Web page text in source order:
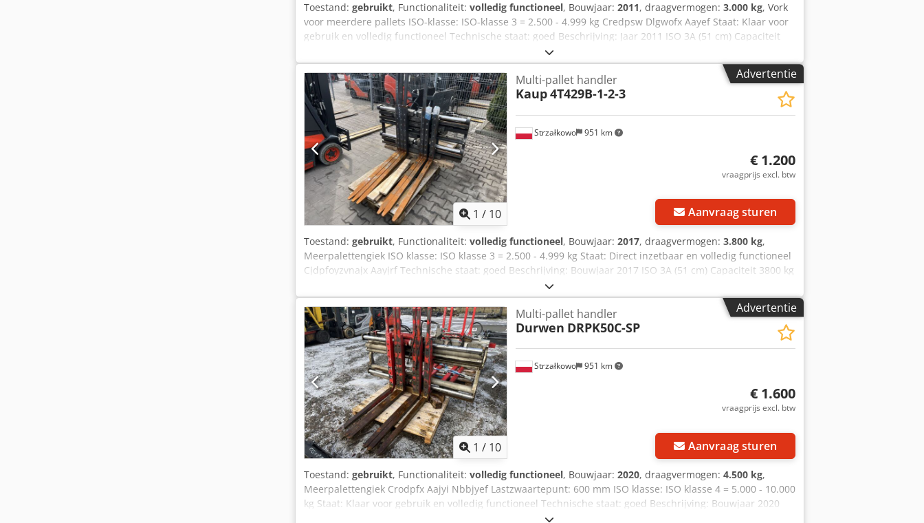
Toestand: gebruikt, Functionaliteit: volledig functioneel, Bouwjaar: 2011, draagvermogen: 3.000 kg, Vork
voor meerdere pallets ISO-klasse: ISO-klasse 3 = 2.500 - 4.999 kg Credpsw Dlgwofx Aayef Staat: Klaar voor
gebruik en volledig functioneel Technische staat: goed Beschrijving: Jaar 2011 ISO 3A (51 cm) Capaciteit
3000 kg Zijschuiver Openingsbereik 560-2285 mm Breedte 1630 mm Vorken 1200 mm ID OS1408
Advertentie
1 / 10
Strzałkowo 951 km
Multi-pallet handler
Kaup4T429B-1-2-3
€ 1.200
vraagprijs excl. btw
Aanvraag sturen
Toestand: gebruikt, Functionaliteit: volledig functioneel, Bouwjaar: 2017, draagvermogen: 3.800 kg,
Meerpalettengiek ISO klasse: ISO klasse 3 = 2.500 - 4.999 kg Staat: Direct inzetbaar en volledig functioneel
Cjdpfoyzvnajx Aayjrf Technische staat: goed Beschrijving: Bouwjaar 2017 ISO 3A (51 cm) Capaciteit 3800 kg
Sideshift Openingsbereik 580-2210 mm Breedte 1460 mm Vorken 1140 mm ID OS1955
Advertentie
1 / 10
Strzałkowo 951 km
Multi-pallet handler
Durwen DRPK50C-SP
€ 1.600
vraagprijs excl. btw
Aanvraag sturen
Toestand: gebruikt, Functionaliteit: volledig functioneel, Bouwjaar: 2020, draagvermogen: 4.500 kg,
Meerpalettengiek Crodpfx Aajyi Nbbjyef Lastzwaartepunt: 600 mm ISO klasse: ISO klasse 4 = 5.000 - 10.000
kg Staat: Klaar voor gebruik en volledig functioneel Technische staat: goed Beschrijving: Bouwjaar 2020
ISO 4A (61 cm) Capaciteit 4.500 kg Sideshift Openingsbereik 560-2760 mm Breedte 1.980 mm Lepels 1.150